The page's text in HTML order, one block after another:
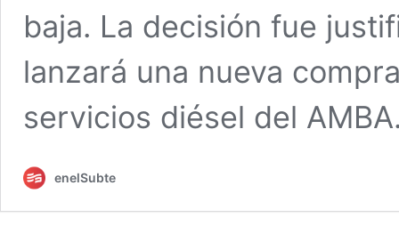
baja. La decisión fue
lanzará una nueva
servicios diésel del
enelSubte